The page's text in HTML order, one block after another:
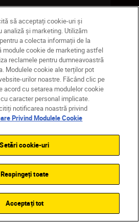
ACUM
să acceptați cookie-uri și
analiză și marketing. Utilizăm
a colecta informații de la
module cookie de marketing astfel
reclamele pentru dumneavoastră
Modulele cookie ale terților pot
urilor noastre. Făcând clic pe
acord cu setarea modulelor cookie
caracter personal implicate.
notificarea noastră privind
Privind Modulele Cookie
Setări cookie-uri
Respingeți toate
Acceptați tot